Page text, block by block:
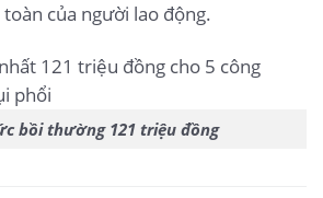
của người lao động.
bồi thường 121 triệu đồng